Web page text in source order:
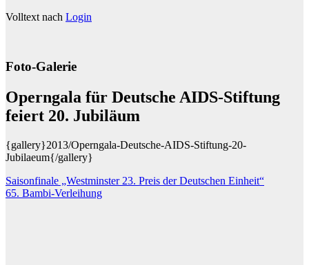
Volltext nach Login
Foto-Galerie
Operngala für Deutsche AIDS-Stiftung
feiert 20. Jubiläum
{gallery}2013/Operngala-Deutsche-AIDS-Stiftung-20-
Jubilaeum{/gallery}
Beitragsnavigation
Saisonfinale „Westminster 23. Preis der Deutschen Einheit“
65. Bambi-Verleihung